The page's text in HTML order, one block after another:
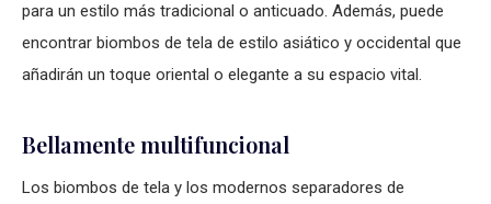
para un estilo más tradicional o anticuado. Además, puede
encontrar biombos de tela de estilo asiático y occidental que
añadirán un toque oriental o elegante a su espacio vital.
Bellamente multifuncional
Los biombos de tela y los modernos separadores de